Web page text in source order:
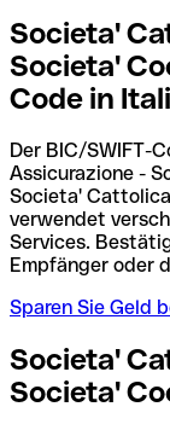
Societa'
Societa'
Code in
Der BIC/SWIFT-
Assicurazione -
Societa'
verwendet
Services.
Empfänger oder
Sparen Sie Geld
Societa'
Societa'